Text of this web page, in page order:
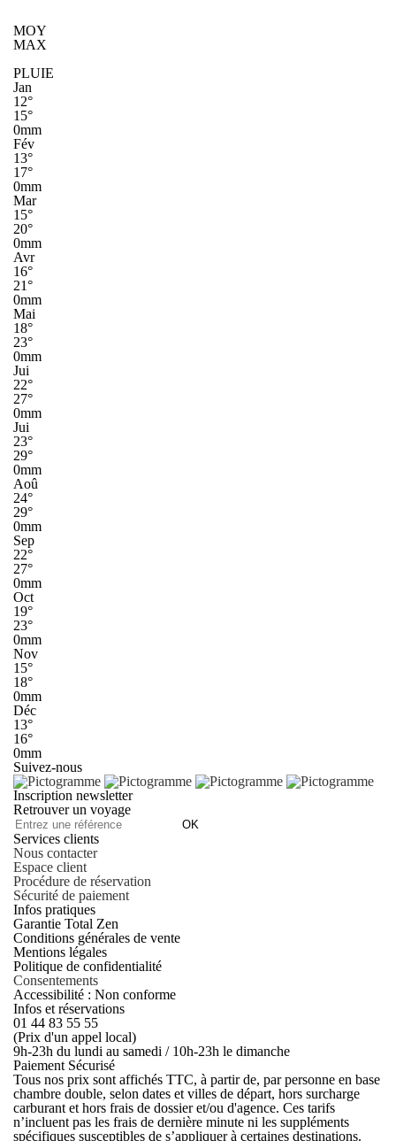
MOY
MAX
PLUIE
Jan
12°
15°
0mm
Fév
13°
17°
0mm
Mar
15°
20°
0mm
Avr
16°
21°
0mm
Mai
18°
23°
0mm
Jui
22°
27°
0mm
Jui
23°
29°
0mm
Aoû
24°
29°
0mm
Sep
22°
27°
0mm
Oct
19°
23°
0mm
Nov
15°
18°
0mm
Déc
13°
16°
0mm
Suivez-nous
Inscription newsletter
Retrouver un voyage
OK
Services clients
Nous contacter
Espace client
Procédure de réservation
Sécurité de paiement
Infos pratiques
Garantie Total Zen
Conditions générales de vente
Mentions légales
Politique de confidentialité
Consentements
Accessibilité : Non conforme
Infos et réservations
01 44 83 55 55
(Prix d'un appel local)
9h-23h du lundi au samedi / 10h-23h le dimanche
Paiement Sécurisé
Tous nos prix sont affichés TTC, à partir de, par personne en base
chambre double, selon dates et villes de départ, hors surcharge
carburant et hors frais de dossier et/ou d'agence. Ces tarifs
n’incluent pas les frais de dernière minute ni les suppléments
spécifiques susceptibles de s’appliquer à certaines destinations.